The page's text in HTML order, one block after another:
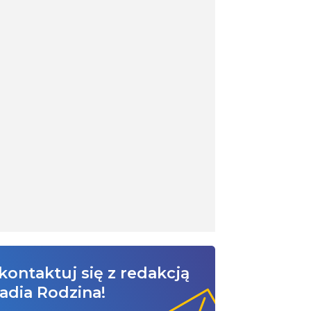
się z redakcją
Rodzina!